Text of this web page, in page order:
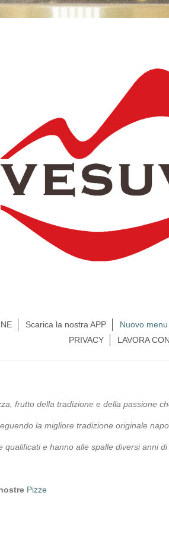
Scarica la nostra APP Nuovo menu
PRIVACY
LAVORA
frutto della tradizione e della passione
la migliore tradizione originale
qualificati e hanno alle spalle diversi anni di
Pizze